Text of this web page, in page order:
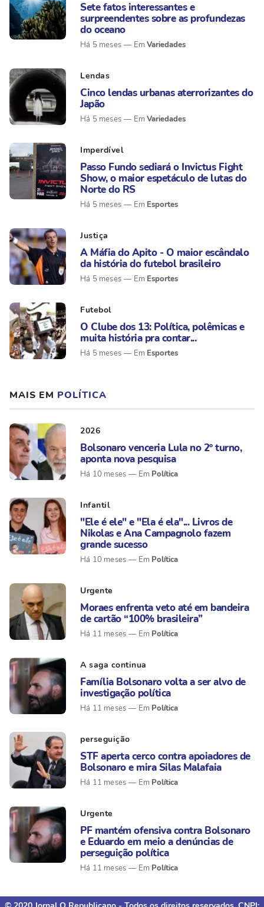
Sete fatos interessantes e
surpreendentes sobre as profundezas
do oceano
Há 5 meses Variedades
Lendas
Cinco lendas urbanas aterrorizantes do
Japão
Há 5 meses Variedades
Imperdível
Passo Fundo sediará o Invictus Fight
Show, o maior espetáculo de lutas do
Norte do RS
Há 5 meses Esportes
Justiça
A Máfia do Apito - O maior escândalo
da história do futebol brasileiro
Há 5 meses Esportes
Futebol
O Clube dos 13: Política, polêmicas e
muita história pra contar...
Há 5 meses Esportes
MAIS EM POLÍTICA
2026
Bolsonaro venceria Lula no 2º turno,
aponta nova pesquisa
Há 10 meses Política
Infantil
"Ele é ele" e "Ela é ela"... Livros de
Nikolas e Ana Campagnolo fazem
grande sucesso
Há 10 meses Política
Urgente
Moraes enfrenta veto até em bandeira
de cartão “100% brasileira”
Há 11 meses Política
A saga continua
Família Bolsonaro volta a ser alvo de
investigação política
Há 11 meses Política
perseguição
STF aperta cerco contra apoiadores de
Bolsonaro e mira Silas Malafaia
Há 11 meses Política
Urgente
PF mantém ofensiva contra Bolsonaro
e Eduardo em meio a denúncias de
perseguição política
Há 11 meses Política